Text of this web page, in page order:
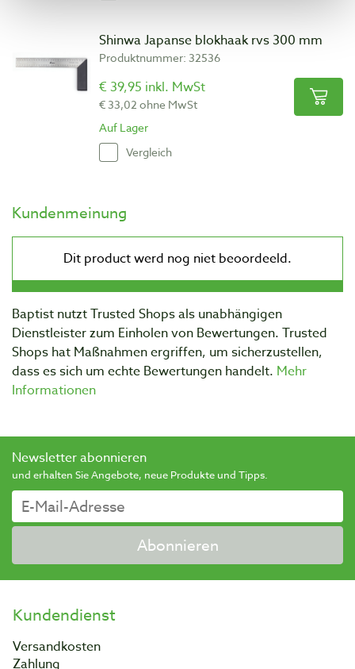
Shinwa Japanse blokhaak rvs 300 mm
Produktnummer: 32536
€ 39,95 inkl. MwSt
€ 33,02 ohne MwSt
Auf Lager
Vergleich
Kundenmeinung
Baptist nutzt Trusted Shops als unabhängigen
Dienstleister zum Einholen von Bewertungen. Trusted
Shops hat Maßnahmen ergriffen, um sicherzustellen,
dass es sich um echte Bewertungen handelt. Mehr
Informationen
Newsletter abonnieren
und erhalten Sie Angebote, neue Produkte und Tipps.
Abonnieren
Kundendienst
Versandkosten
Zahlung